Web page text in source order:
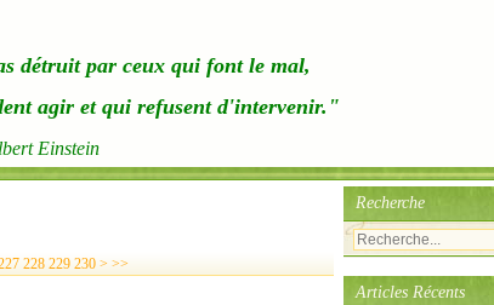
détruit par ceux qui font le mal,
agir et qui refusent d'intervenir."
Einstein
228 229 230 240
250
260
270
280
290
300
400
500
> >>
Recherche
Articles Récents